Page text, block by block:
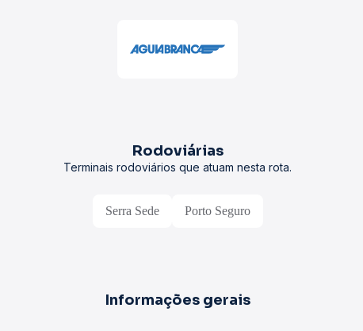
Rodoviárias
Terminais rodoviários que atuam nesta rota.
Serra Sede Porto Seguro
Informações gerais